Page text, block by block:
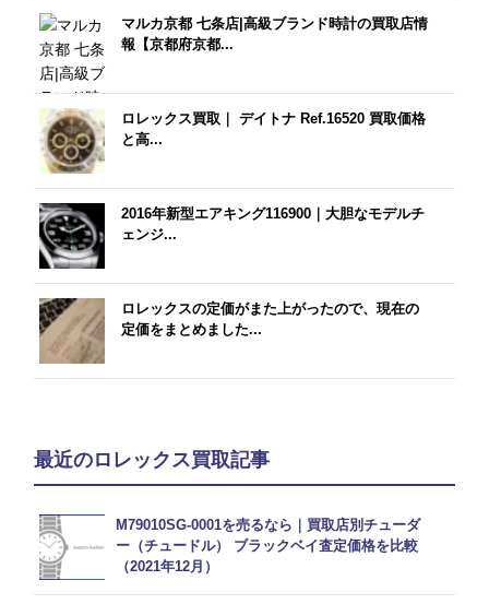
マルカ京都 七条店|高級ブランド時計の買取店情
報【京都府京都...
ロレックス買取｜ デイトナ Ref.16520 買取価格
と高...
2016年新型エアキング116900｜大胆なモデルチ
ェンジ...
ロレックスの定価がまた上がったので、現在の
定価をまとめました...
最近のロレックス買取記事
M79010SG-0001を売るなら｜買取店別チューダ
ー（チュードル） ブラックベイ査定価格を比較
（2021年12月）